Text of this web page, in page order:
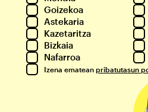
Goizekoa
Astekaria
Kazetaritza
Bizkaia
Nafarroa
Izena ematean pribatutasun